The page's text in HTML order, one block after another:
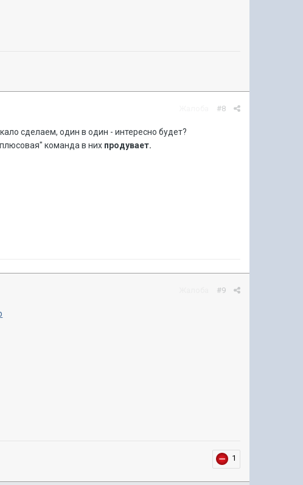
#8
сделаем, один в один - интересно будет?
команда в них продувает.
#9
1